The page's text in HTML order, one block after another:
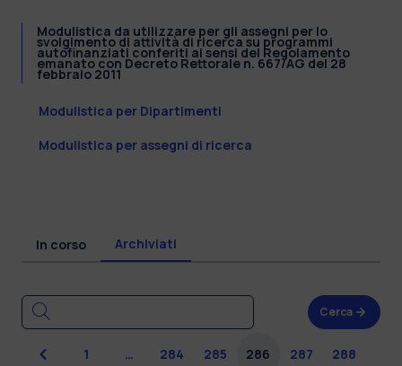
Modulistica da utilizzare per gli assegni per lo
svolgimento di attività di ricerca su programmi
autofinanziati conferiti ai sensi del Regolamento
emanato con Decreto Rettorale n. 667/AG del 28
febbraio 2011
Modulistica per Dipartimenti
Modulistica per assegni di ricerca
In corso Archiviati
Cerca
Precedente
1 … 284 285 286 287 288